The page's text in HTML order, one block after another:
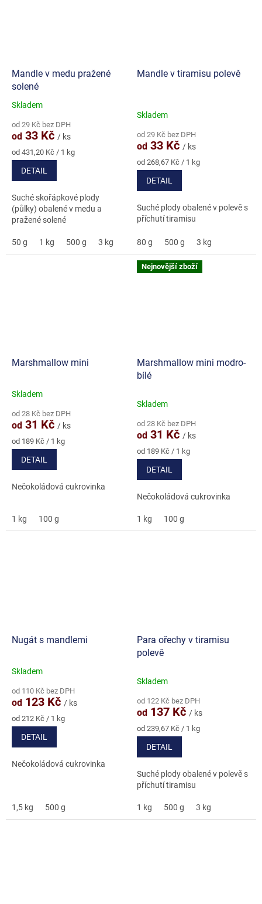
Mandle v medu pražené
solené
Průměrné
produktu
je
5,0
z
hvězdiček.
Skladem
od 29 Kč bez DPH
od 33 Kč / ks
Měrná
cena:
od 431,20 Kč / 1 kg
DETAIL
Suché skořápkové plody
(půlky) obalené v medu a
pražené solené
50 g 1 kg 500 g 3 kg 5 kg
Mandle v tiramisu polevě
Skladem
od 29 Kč bez DPH
od 33 Kč / ks
Měrná
cena:
od 268,67 Kč / 1 kg
DETAIL
Suché plody obalené v polevě s
příchutí tiramisu
80 g 500 g 3 kg
Marshmallow mini
Průměrné
produktu
je
5,0
z
Skladem
od 28 Kč bez DPH
od 31 Kč / ks
Měrná
cena:
od 189 Kč / 1 kg
DETAIL
Nečokoládová cukrovinka
1 kg 100 g
Nejnovější zboží
Marshmallow mini modro-
bílé
Skladem
od 28 Kč bez DPH
od 31 Kč / ks
Měrná
cena:
od 189 Kč / 1 kg
DETAIL
Nečokoládová cukrovinka
1 kg 100 g
Nugát s mandlemi
Průměrné
produktu
je
4,7
z
hvězdiček.
Skladem
od 110 Kč bez DPH
od 123 Kč / ks
Měrná
cena:
od 212 Kč / 1 kg
DETAIL
Nečokoládová cukrovinka
1,5 kg 500 g
Para ořechy v tiramisu
polevě
Skladem
od 122 Kč bez DPH
od 137 Kč / ks
Měrná
cena:
od 239,67 Kč / 1 kg
DETAIL
Suché plody obalené v polevě s
příchutí tiramisu
1 kg 500 g 3 kg